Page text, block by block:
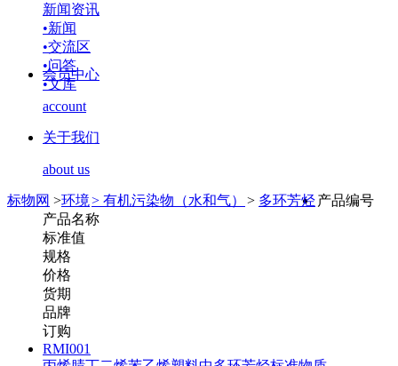
新闻资讯
•新闻
•交流区
•问答
•文库
会员中心
account
关于我们
about us
标物网 >环境> 有机污染物（水和气） > 多环芳烃产品编号
产品名称
标准值
规格
价格
货期
品牌
订购
RMI001